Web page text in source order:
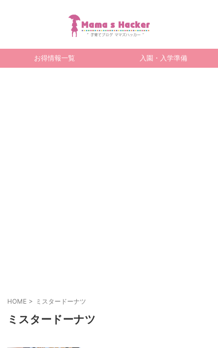
お得情報一覧 入園・入学準備
HOME > ミスタードーナツ
ミスタードーナツ